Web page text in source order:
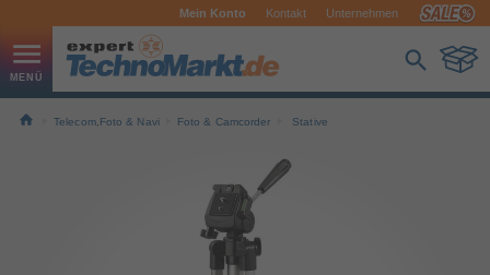
Mein Konto Kontakt Unternehmen
Telecom,Foto & Navi Foto & Camcorder Stative